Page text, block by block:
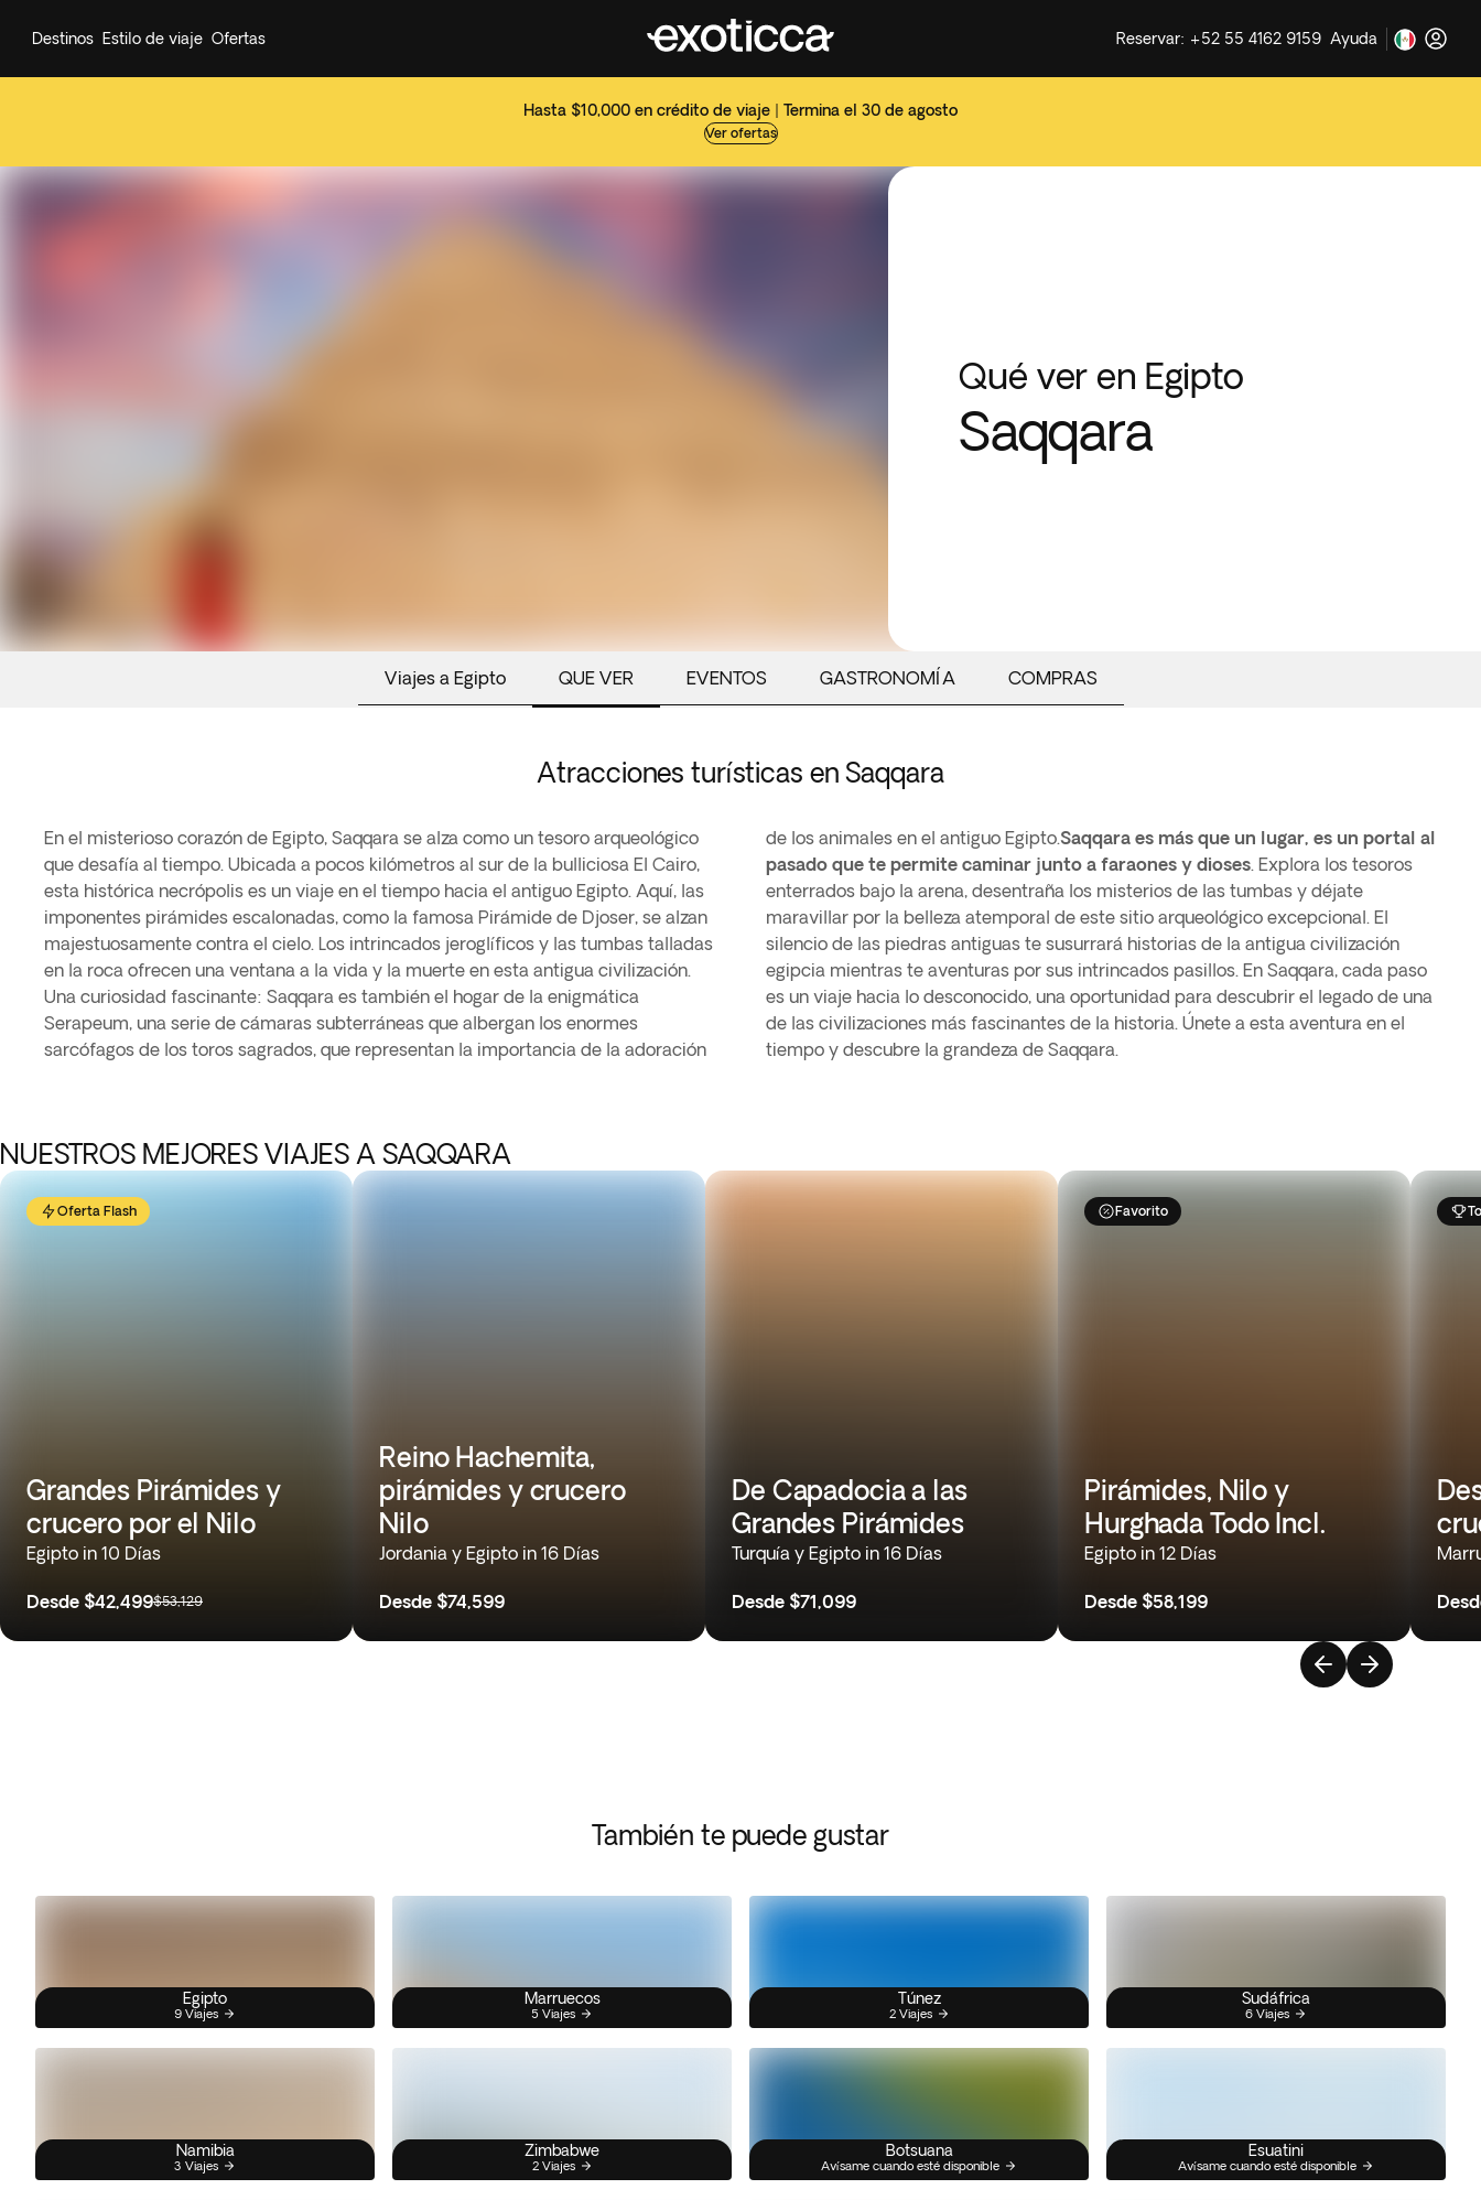
Hasta $10,000 en crédito de viaje | Termina el 30 de agosto
Ver ofertas
Destinos Estilo de viaje Ofertas Reservar: +52 55 4162 9159 Ayuda
Qué ver en Egipto
Saqqara
Viajes a Egipto QUE VER EVENTOS GASTRONOMÍA COMPRAS
Atracciones turísticas en Saqqara
En el misterioso corazón de Egipto, Saqqara se alza como un tesoro arqueológico
que desafía al tiempo. Ubicada a pocos kilómetros al sur de la bulliciosa El Cairo,
esta histórica necrópolis es un viaje en el tiempo hacia el antiguo Egipto. Aquí, las
imponentes pirámides escalonadas, como la famosa Pirámide de Djoser, se alzan
majestuosamente contra el cielo. Los intrincados jeroglíficos y las tumbas talladas
en la roca ofrecen una ventana a la vida y la muerte en esta antigua civilización.
Una curiosidad fascinante: Saqqara es también el hogar de la enigmática
Serapeum, una serie de cámaras subterráneas que albergan los enormes
sarcófagos de los toros sagrados, que representan la importancia de la adoración
de los animales en el antiguo Egipto.Saqqara es más que un lugar, es un portal al
pasado que te permite caminar junto a faraones y dioses. Explora los tesoros
enterrados bajo la arena, desentraña los misterios de las tumbas y déjate
maravillar por la belleza atemporal de este sitio arqueológico excepcional. El
silencio de las piedras antiguas te susurrará historias de la antigua civilización
egipcia mientras te aventuras por sus intrincados pasillos. En Saqqara, cada paso
es un viaje hacia lo desconocido, una oportunidad para descubrir el legado de una
de las civilizaciones más fascinantes de la historia. Únete a esta aventura en el
tiempo y descubre la grandeza de Saqqara.
NUESTROS MEJORES VIAJES A SAQQARA
Oferta Flash
Grandes Pirámides y
crucero por el Nilo
Egipto in 10 Días
Desde $42,499$53,129
Reino Hachemita,
pirámides y crucero
Nilo
Jordania y Egipto in 16 Días
Desde $74,599
De Capadocia a las
Grandes Pirámides
Turquía y Egipto in 16 Días
Desde $71,099
Favorito
Pirámides, Nilo y
Hurghada Todo Incl.
Egipto in 12 Días
Desde $58,199
También te puede gustar
Egipto
9 Viajes
Marruecos
5 Viajes
Túnez
2 Viajes
Sudáfrica
6 Viajes
Namibia
3 Viajes
Zimbabwe
2 Viajes
Botsuana
Avísame cuando esté disponible
Esuatini
Avísame cuando esté disponible